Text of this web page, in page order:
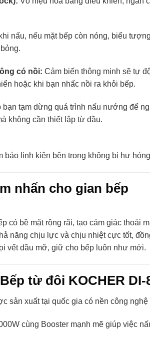
nấu, nếu mặt bếp còn nóng, biểu
có nồi: Cảm biến thông minh sẽ tự
hoặc khi bạn nhấc nồi ra khỏi bếp.
bạn tạm dừng quá trình nấu nướng để
không cần thiết lập từ đầu.
bảo linh kiện bên trong không bị hư
nhấn cho gian bếp
có bề mặt rộng rãi, tạo cảm giác thoải
năng chịu lực và chịu nhiệt cực tốt,
vết dầu mỡ, giữ cho bếp luôn như mới.
từ đôi KOCHER DI-
sản xuất tại quốc gia có nền công
cùng Booster mạnh mẽ giúp việc